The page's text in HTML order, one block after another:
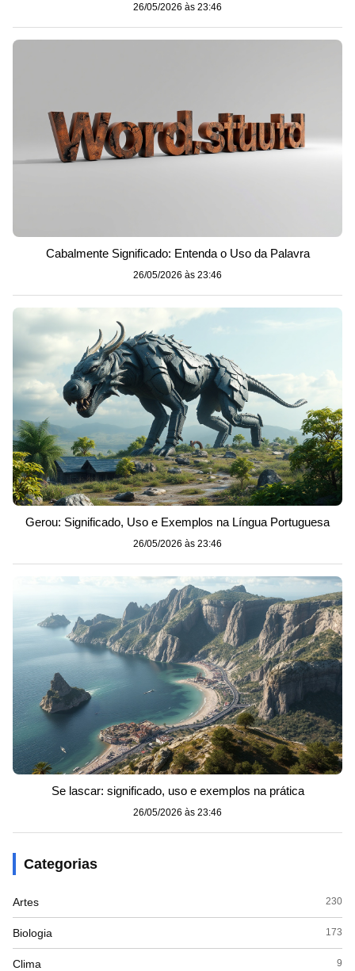
26/05/2026 às 23:46
Cabalmente Significado: Entenda o Uso da Palavra
26/05/2026 às 23:46
Gerou: Significado, Uso e Exemplos na Língua Portuguesa
26/05/2026 às 23:46
Se lascar: significado, uso e exemplos na prática
26/05/2026 às 23:46
Categorias
Artes 230
Biologia 173
Clima 9